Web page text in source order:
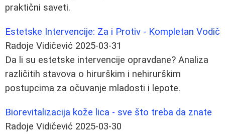
praktični saveti.
Estetske Intervencije: Za i Protiv - Kompletan Vodič
Radoje Vidičević 2025-03-31
Da li su estetske intervencije opravdane? Analiza
različitih stavova o hirurškim i nehirurškim
postupcima za očuvanje mladosti i lepote.
Biorevitalizacija kože lica - sve što treba da znate
Radoje Vidičević 2025-03-30